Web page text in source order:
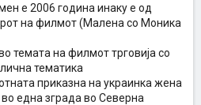
е 2006 година инаку е од
на филмот (Малена со Моника
темата на филмот трговија со
тематика
приказна на украинка жена
во една зграда во Северна